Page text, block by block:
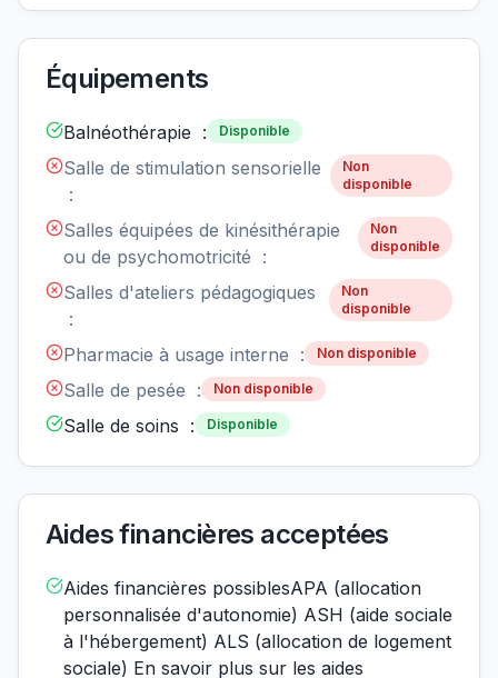
Équipements
Balnéothérapie : Disponible
Salle de stimulation sensorielle
:
Non
disponible
Salles équipées de kinésithérapie
ou de psychomotricité :
Non
disponible
Salles d'ateliers pédagogiques
:
Non
disponible
Pharmacie à usage interne : Non disponible
Salle de pesée : Non disponible
Salle de soins : Disponible
Aides financières acceptées
Aides financières possiblesAPA (allocation
personnalisée d'autonomie) ASH (aide sociale
à l'hébergement) ALS (allocation de logement
sociale) En savoir plus sur les aides